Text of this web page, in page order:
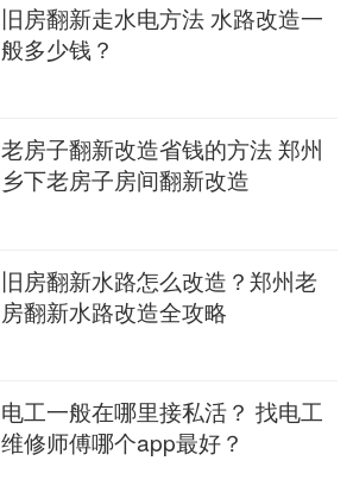
旧房翻新走水电方法 水路改造一
般多少钱？
老房子翻新改造省钱的方法 郑州
乡下老房子房间翻新改造
旧房翻新水路怎么改造？郑州老
房翻新水路改造全攻略
电工一般在哪里接私活？ 找电工
维修师傅哪个app最好？